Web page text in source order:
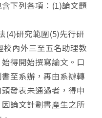
下列各項：(1)論文題
(4)研究範圍(5)先行研
內外三至五名助理教
得開始撰寫論文。口
至系辦，再由系辦轉
發表未通過者，得申
論文計劃書產生之所